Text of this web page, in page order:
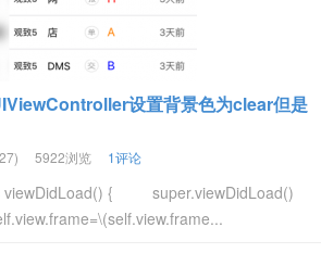
设置背景色为clear但是
5922浏览 1评论
viewDidLoad() { super.viewDidLoad()